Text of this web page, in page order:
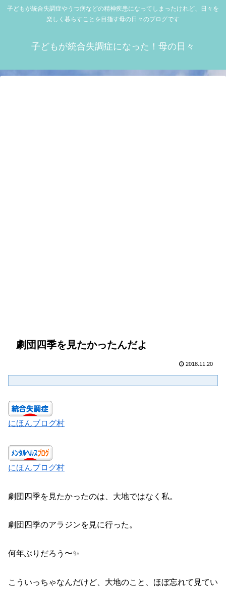
子どもが統合失調症やうつ病などの精神疾患になってしまったけれど、日々を
楽しく暮らすことを目指す母の日々のブログです
子どもが統合失調症になった！母の日々
劇団四季を見たかったんだよ
2018.11.20
にほんブログ村
にほんブログ村
劇団四季を見たかったのは、大地ではなく私。
劇団四季のアラジンを見に行った。
何年ぶりだろう〜✨
こういっちゃなんだけど、大地のこと、ほぼ忘れて見てい